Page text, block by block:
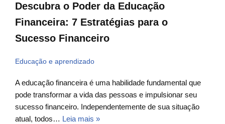
Descubra o Poder da Educação
Financeira: 7 Estratégias para o
Sucesso Financeiro
Educação e aprendizado
A educação financeira é uma habilidade fundamental que
pode transformar a vida das pessoas e impulsionar seu
sucesso financeiro. Independentemente de sua situação
atual, todos… Leia mais »